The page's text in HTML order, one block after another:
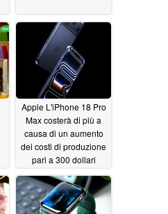
Apple L'iPhone 18 Pro
Max costerà di più a
causa di un aumento
dei costi di produzione
pari a 300 dollari
07/10/2026